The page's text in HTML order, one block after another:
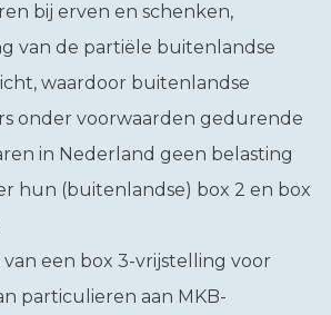
bij erven en schenken,
van de partiële buitenlandse
waardoor buitenlandse
onder voorwaarden gedurende
in Nederland geen belasting
hun (buitenlandse) box 2 en box
een box 3-vrijstelling voor
particulieren aan MKB-